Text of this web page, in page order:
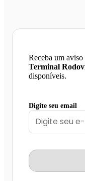
Receba um aviso
Terminal
disponíveis.
Digite seu email